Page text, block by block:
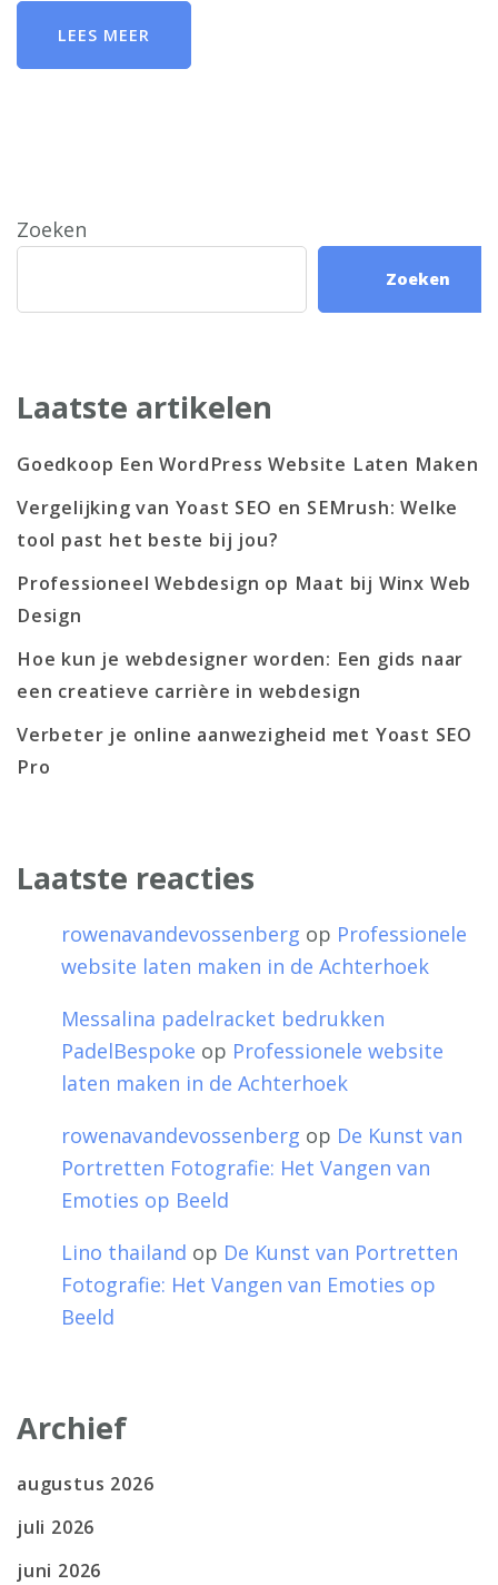
LEES MEER
Zoeken
Zoeken
Laatste artikelen
Goedkoop Een WordPress Website Laten Maken
Vergelijking van Yoast SEO en SEMrush: Welke
tool past het beste bij jou?
Professioneel Webdesign op Maat bij Winx Web
Design
Hoe kun je webdesigner worden: Een gids naar
een creatieve carrière in webdesign
Verbeter je online aanwezigheid met Yoast SEO
Pro
Laatste reacties
rowenavandevossenberg op Professionele
website laten maken in de Achterhoek
Messalina padelracket bedrukken
PadelBespoke op Professionele website
laten maken in de Achterhoek
rowenavandevossenberg op De Kunst van
Portretten Fotografie: Het Vangen van
Emoties op Beeld
Lino thailand op De Kunst van Portretten
Fotografie: Het Vangen van Emoties op
Beeld
Archief
augustus 2026
juli 2026
juni 2026